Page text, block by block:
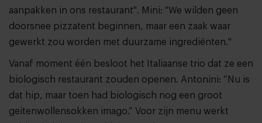
aanpakken in ons restaurant". Mini: "We wilden geen
doorsnee pizzatent beginnen, maar een zaak waar
gewerkt zou worden met duurzame ingrediënten."
Vanaf moment één besloot het Italiaanse trio dat ze een
biologisch restaurant zouden openen. Antonini: “Nu is
dat hip, maar toen had biologisch nog een groot
geitenwollensokken imago.” Voor zijn menu werkt